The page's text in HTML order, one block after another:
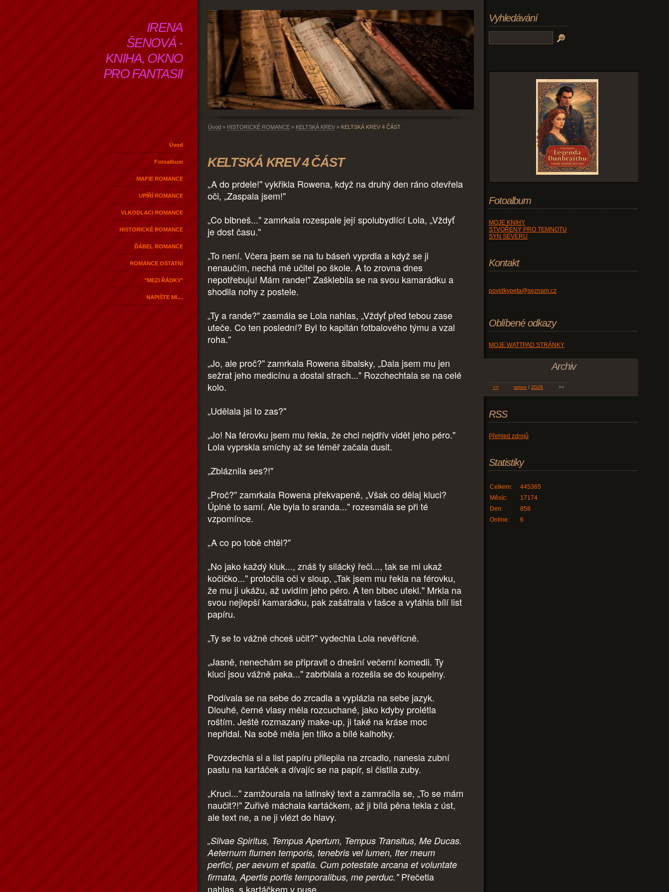
IRENA
ŠENOVÁ -
KNIHA, OKNO
PRO FANTASII
Úvod
Fotoalbum
MAFIE ROMANCE
UPÍŘÍ ROMANCE
VLKODLACI ROMANCE
HISTORICKÉ ROMANCE
ĎÁBEL ROMANCE
ROMANCE OSTATNÍ
"MEZI ŘÁDKY"
NAPIŠTE MI....
Úvod » HISTORICKÉ ROMANCE » KELTSKÁ KREV » KELTSKÁ KREV 4 ČÁST
KELTSKÁ KREV 4 ČÁST
„A do prdele!" vykřikla Rowena, když na druhý den ráno otevřela
oči, „Zaspala jsem!"
„Co blbneš..." zamrkala rozespale její spolubydlící Lola, „Vždyť
je dost času."
„To není. Včera jsem se na tu báseň vyprdla a když se ji
nenaučím, nechá mě učitel po škole. A to zrovna dnes
nepotřebuju! Mám rande!" Zašklebila se na svou kamarádku a
shodila nohy z postele.
„Ty a rande?" zasmála se Lola nahlas, „Vždyť před tebou zase
uteče. Co ten poslední? Byl to kapitán fotbalového týmu a vzal
roha."
„Jo, ale proč?" zamrkala Rowena šibalsky, „Dala jsem mu jen
sežrat jeho medicínu a dostal strach..." Rozchechtala se na celé
kolo.
„Udělala jsi to zas?"
„Jo! Na férovku jsem mu řekla, že chci nejdřív vidět jeho péro."
Lola vyprskla smíchy až se téměř začala dusit.
„Zbláznila ses?!"
„Proč?" zamrkala Rowena překvapeně, „Však co dělaj kluci?
Úplně to samí. Ale byla to sranda..." rozesmála se při té
vzpomínce.
„A co po tobě chtěl?"
„No jako každý kluk..., znáš ty silácký řeči..., tak se mi ukaž
kočičko..." protočila oči v sloup, „Tak jsem mu řekla na férovku,
že mu ji ukážu, až uvidím jeho péro. A ten blbec utekl." Mrkla na
svou nejlepší kamarádku, pak zašátrala v tašce a vytáhla bílí list
papíru.
„Ty se to vážně chceš učit?" vydechla Lola nevěřícně.
„Jasně, nenechám se připravit o dnešní večerní komedii. Ty
kluci jsou vážně paka..." zabrblala a rozešla se do koupelny.
Podívala se na sebe do zrcadla a vyplázla na sebe jazyk.
Dlouhé, černé vlasy měla rozcuchané, jako kdyby prolétla
roštím. Ještě rozmazaný make-up, ji také na kráse moc
nepřidal. Na sobě měla jen tílko a bílé kalhotky.
Povzdechla si a list papíru přilepila na zrcadlo, nanesla zubní
pastu na kartáček a dívajíc se na papír, si čistila zuby.
„Kruci..." zamžourala na latinský text a zamračila se, „To se mám
naučit?!" Zuřivě máchala kartáčkem, až ji bílá pěna tekla z úst,
ale text ne, a ne ji vlézt do hlavy.
„Silvae Spiritus, Tempus Apertum, Tempus Transitus, Me Ducas.
Aeternum flumen temporis, tenebris vel lumen, Iter meum
perfici, per aevum et spatia. Cum potestate arcana et voluntate
firmata, Apertis portis temporalibus, me perduc."Přečetla
nahlas, s kartáčkem v puse.
Vyhledávání
Fotoalbum
MOJE KNIHY
STVOŘENÝ PRO TEMNOTU
SYN SEVERU
Kontakt
povidkypeta@seznam.cz
Oblíbené odkazy
MOJE WATTPAD STRÁNKY
Archiv
<< srpen / 2026 >>
RSS
Přehled zdrojů
Statistiky
Online: 6
Celkem:
445365
Měsíc:
17174
Den:
858